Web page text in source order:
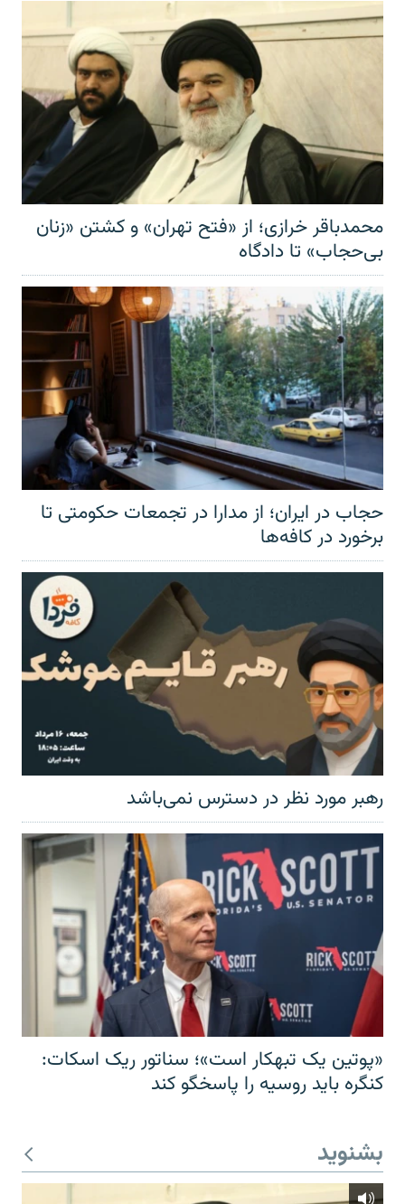
محمدباقر خرازی؛ از «فتح تهران» و کشتن «زنان
بی‌حجاب» تا دادگاه
حجاب در ایران؛ از مدارا در تجمعات حکومتی تا
برخورد در کافه‌ها
رهبر مورد نظر در دسترس نمی‌باشد
«پوتین یک تبهکار است»؛ سناتور ریک اسکات:
کنگره باید روسیه را پاسخگو کند
بشنوید